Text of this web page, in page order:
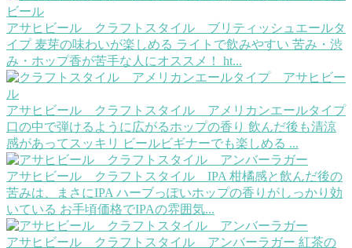
アサヒビール クラフトスタイル ブリティッシュエールタ
イプ麦芽の味わいが楽しめる ライトで飲みやすい 苦み・渋
み・ホップ香が苦手な人にオススメ！ ht...
アサヒビール クラフトスタイル アメリカンエールタイプ
口の中で弾けるように広がるホップの香り 飲んだ後も清涼
感があってスッキリ ビールビギナーでも楽しめる ...
アサヒビール クラフトスタイル IPA 柑橘感と飲んだ後の
苦みは、まさにIPA ハーブっぽいホップの香りがしっかり効
いている お手頃価格でIPAの雰囲気...
アサヒビール クラフトスタイル アンバーラガー 紅茶の